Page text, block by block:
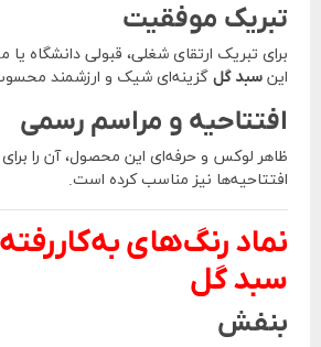
تبریک موفقیت
برای تبریک ارتقای شغلی، قبولی دانشگاه
این سبد گل گزینه‌ای شیک و ارزشمند
افتتاحیه و مراسم رسمی
ظاهر لوکس و حرفه‌ای این محصول، آن را
افتتاحیه‌ها نیز مناسب کرده است.
نماد رنگ‌های
سبد گل
بنفش